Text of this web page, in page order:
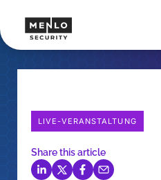
LIVE-VERANSTALTUNG
Share this article